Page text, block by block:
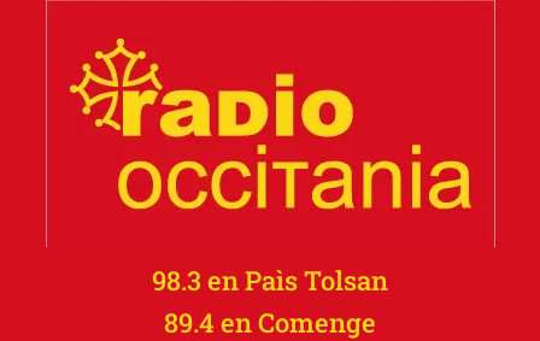
98.3 en Paìs Tolsan
89.4 en Comenge